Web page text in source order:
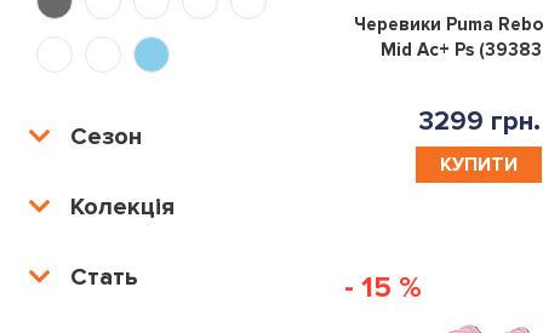
Сезон
Колекція
Стать
Черевики Puma
Mid Ac+ Ps
3299 грн.
КУПИТИ
- 15 %